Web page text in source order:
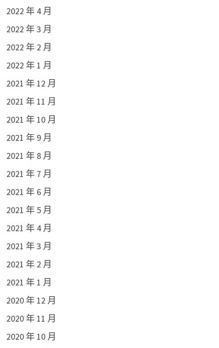
2022 年 4 月
2022 年 3 月
2022 年 2 月
2022 年 1 月
2021 年 12 月
2021 年 11 月
2021 年 10 月
2021 年 9 月
2021 年 8 月
2021 年 7 月
2021 年 6 月
2021 年 5 月
2021 年 4 月
2021 年 3 月
2021 年 2 月
2021 年 1 月
2020 年 12 月
2020 年 11 月
2020 年 10 月